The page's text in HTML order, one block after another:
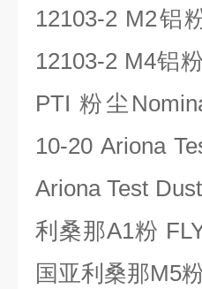
12103-2 M2铝
12103-2 M4铝
PTI 粉尘
10-20 Ariona
Ariona Test
利桑那A1粉
国亚利桑那M5